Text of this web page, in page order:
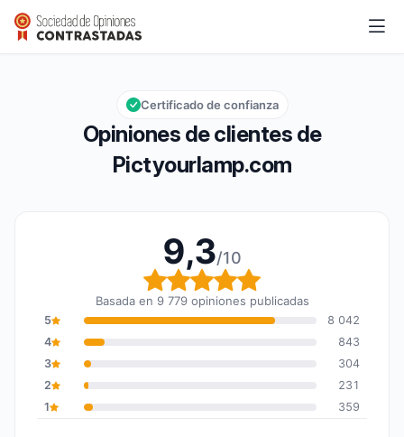
Pictyourlamp.com
Calificación global: 9,3 de 10
9,3/10
Opiniones de clientes de
Pictyourlamp.com
Certificado de confianza
9,3/10
Calificación global: 9,3
Basada en 9 779 opiniones publicadas
5
8 042
4
843
3
304
2
231
1
359